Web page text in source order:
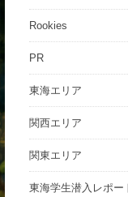
Rookies
PR
東海エリア
関西エリア
関東エリア
東海学生潜入レポー